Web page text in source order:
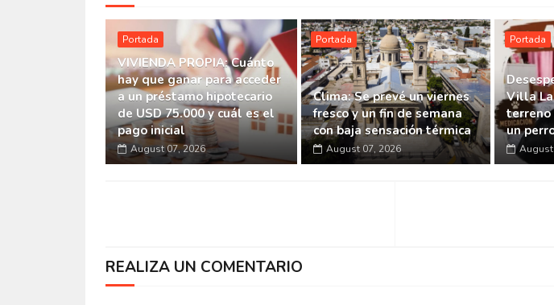
Portada
VIVIENDA PROPIA: Cuánto
hay que ganar para acceder
a un préstamo hipotecario
de USD 75.000 y cuál es el
pago inicial
August 07, 2026
Portada
Clima: Se prevé un viernes
fresco y un fin de semana
con baja sensación térmica
August 07, 2026
Portada
Villa
terreno
un
August
REALIZA UN COMENTARIO